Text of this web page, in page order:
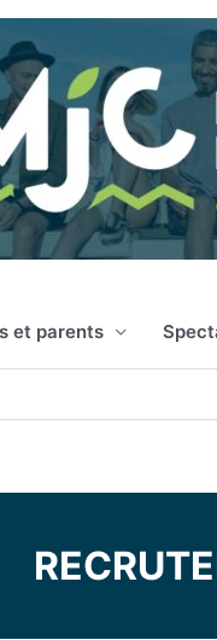
et parents